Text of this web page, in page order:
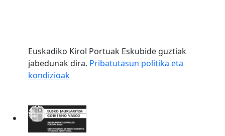
Euskadiko Kirol Portuak Eskubide guztiak
jabedunak dira. Pribatutasun politika eta
kondizioak